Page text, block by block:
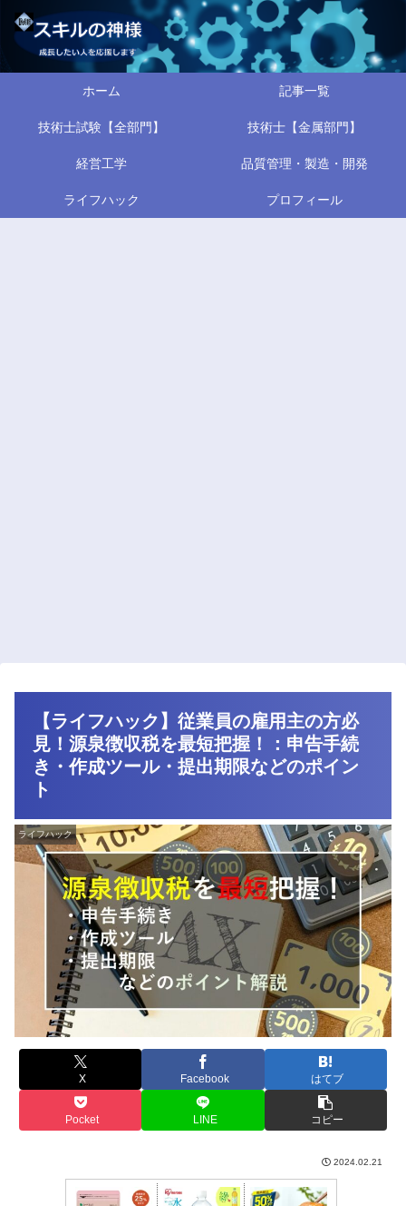
ホーム 記事一覧
技術士試験【全部門】 技術士【金属部門】
経営工学 品質管理・製造・開発
ライフハック プロフィール
【ライフハック】従業員の雇用主の方必
見！源泉徴収税を最短把握！：申告手続
き・作成ツール・提出期限などのポイン
ト
ライフハック
X Facebook はてブ
Pocket LINE コピー
2024.02.21